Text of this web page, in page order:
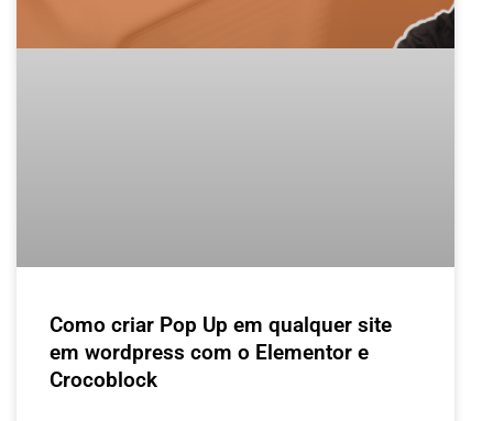
Como criar Pop Up em qualquer site
em wordpress com o Elementor e
Crocoblock